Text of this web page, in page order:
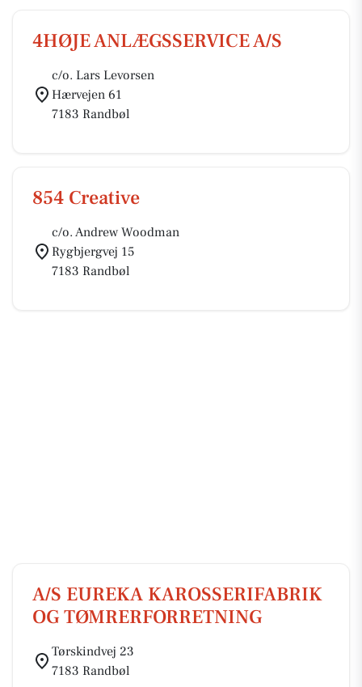
4HØJE ANLÆGSSERVICE A/S
c/o. Lars Levorsen
Hærvejen 61
7183 Randbøl
854 Creative
c/o. Andrew Woodman
Rygbjergvej 15
7183 Randbøl
A/S EUREKA KAROSSERIFABRIK
OG TØMRERFORRETNING
Tørskindvej 23
7183 Randbøl